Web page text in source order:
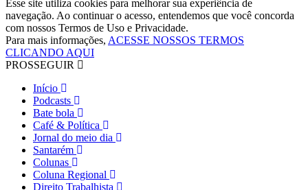
Esse site utiliza cookies para melhorar sua experiência de
navegação. Ao continuar o acesso, entendemos que você concorda
com nossos Termos de Uso e Privacidade.
Para mais informações, ACESSE NOSSOS TERMOS
CLICANDO AQUI
PROSSEGUIR
Início
Podcasts
Bate bola
Café & Política
Jornal do meio dia
Santarém
Colunas
Coluna Regional
Direito Trabalhista